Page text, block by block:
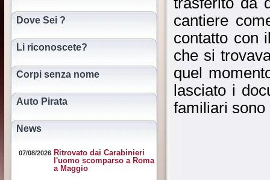
Dove Sei ?
Li riconoscete?
Corpi senza nome
Auto Pirata
News
07/08/2026 Ritrovato dai Carabinieri
l'uomo scomparso a Roma
a Maggio
cantiere
contatto con
che si
quel
lasciato i
familiari sono